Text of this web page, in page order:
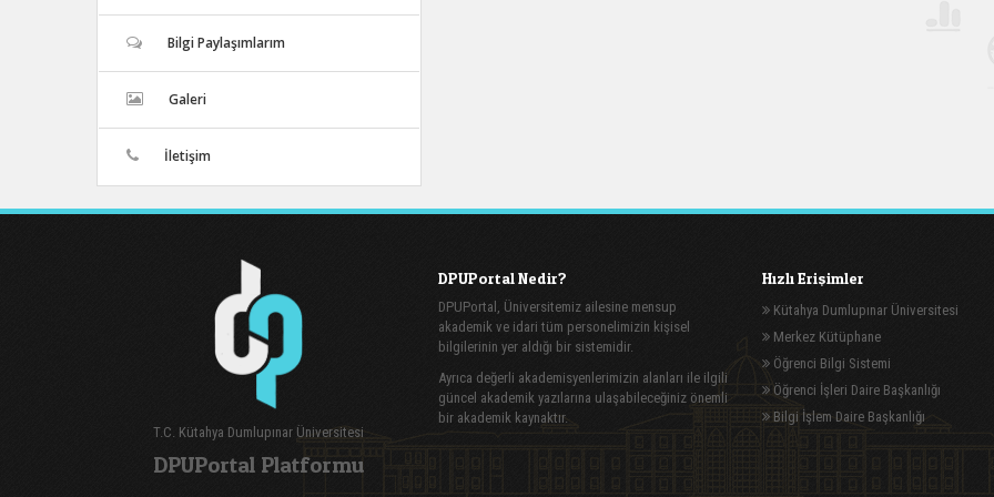
Bilgi Paylaşımlarım
Galeri
İletişim
T.C. Kütahya Dumlupınar Üniversitesi
DPUPortal Platformu
DPUPortal Nedir?
DPUPortal, Üniversitemiz ailesine mensup
akademik ve idari tüm personelimizin kişisel
bilgilerinin yer aldığı bir sistemidir.
Ayrıca değerli akademisyenlerimizin alanları ile ilgili
güncel akademik yazılarına ulaşabileceğiniz önemli
bir akademik kaynaktır.
Hızlı Erişimler
Kütahya Dumlupınar Üniversitesi
Merkez Kütüphane
Öğrenci Bilgi Sistemi
Öğrenci İşleri Daire Başkanlığı
Bilgi İşlem Daire Başkanlığı